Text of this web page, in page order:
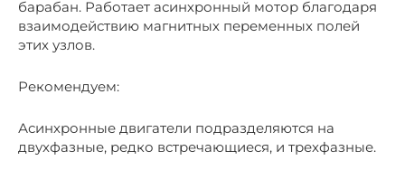
барабан. Работает асинхронный мотор благодаря
взаимодействию магнитных переменных полей
этих узлов.
Рекомендуем:
Асинхронные двигатели подразделяются на
двухфазные, редко встречающиеся, и трехфазные.